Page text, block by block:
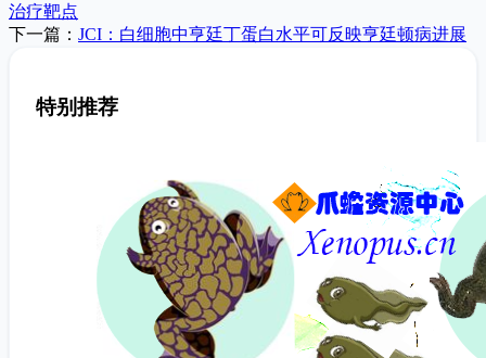
治疗靶点
下一篇： JCI：白细胞中亨廷丁蛋白水平可反映亨廷顿病进展
特别推荐